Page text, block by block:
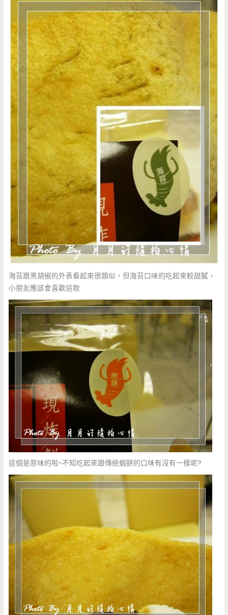
海苔跟黑胡椒的外表看起來很類似，但海苔口味的吃起來較甜膩，
小朋友應該會喜歡這款
這個是原味的啦~不知吃起來跟傳統蝦餅的口味有沒有一樣呢?